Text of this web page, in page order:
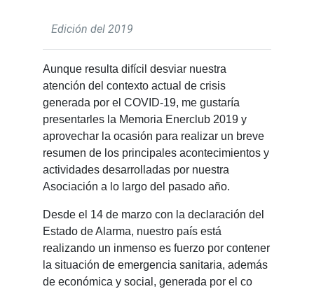
Edición del 2019
Aunque resulta difícil desviar nuestra
atención del contexto actual de crisis
generada por el COVID-19, me gustaría
presentarles la Memoria Enerclub 2019 y
aprovechar la ocasión para realizar un breve
resumen de los principales acontecimientos y
actividades desarrolladas por nuestra
Asociación a lo largo del pasado año.
Desde el 14 de marzo con la declaración del
Estado de Alarma, nuestro país está
realizando un inmenso es fuerzo por contener
la situación de emergencia sanitaria, además
de económica y social, generada por el co